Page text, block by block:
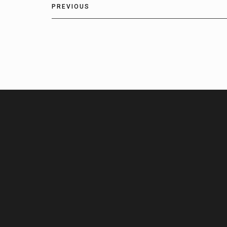
PREVIOUS